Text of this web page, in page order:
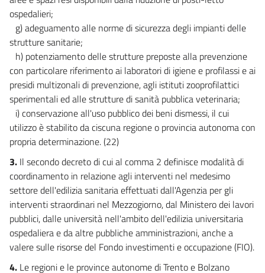
ospedalieri;
g) adeguamento alle norme di sicurezza degli impianti delle
strutture sanitarie;
h) potenziamento delle strutture preposte alla prevenzione
con particolare riferimento ai laboratori di igiene e profilassi e ai
presidi multizonali di prevenzione, agli istituti zooprofilattici
sperimentali ed alle strutture di sanità pubblica veterinaria;
i) conservazione all'uso pubblico dei beni dismessi, il cui
utilizzo è stabilito da ciscuna regione o provincia autonoma con
propria determinazione. (22)
3. Il secondo decreto di cui al comma 2 definisce modalità di
coordinamento in relazione agli interventi nel medesimo
settore dell'edilizia sanitaria effettuati dall'Agenzia per gli
interventi straordinari nel Mezzogiorno, dal Ministero dei lavori
pubblici, dalle università nell'ambito dell'edilizia universitaria
ospedaliera e da altre pubbliche amministrazioni, anche a
valere sulle risorse del Fondo investimenti e occupazione (FIO).
4. Le regioni e le province autonome di Trento e Bolzano